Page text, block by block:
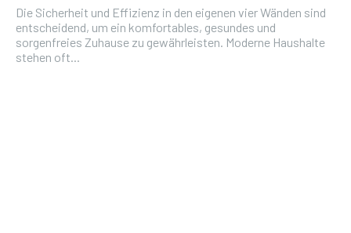
Die Sicherheit und Effizienz in den eigenen vier Wänden sind
entscheidend, um ein komfortables, gesundes und
sorgenfreies Zuhause zu gewährleisten. Moderne Haushalte
stehen oft...